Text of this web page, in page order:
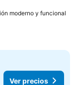
moderno y funcional
Ver precios